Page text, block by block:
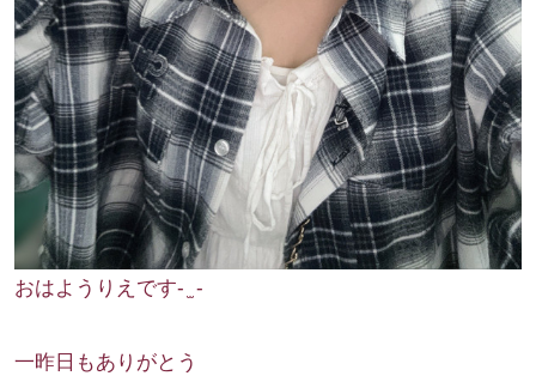
おはようりえです- ̫ -
一昨日もありがとう